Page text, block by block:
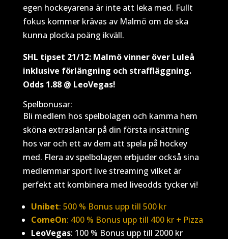
egen hockeyarena är inte att leka med. Fullt
fokus kommer krävas av Malmö om de ska
kunna plocka poäng ikväll.
SHL tipset 21/12: Malmö vinner över Luleå
inklusive förlängning och straffläggning.
Odds 1.88 @ LeoVegas!
Spelbonusar:
Bli medlem hos spelbolagen och kamma hem
sköna extraslantar på din första insättning
hos var och ett av dem att spela på hockey
med. Flera av spelbolagen erbjuder också sina
medlemmar sport live streaming vilket är
perfekt att kombinera med liveodds tycker vi!
Unibet: 500 % Bonus upp till 500 kr
ComeOn: 400 % Bonus upp till 400 kr + Pizza
LeoVegas: 100 % Bonus upp till 2000 kr